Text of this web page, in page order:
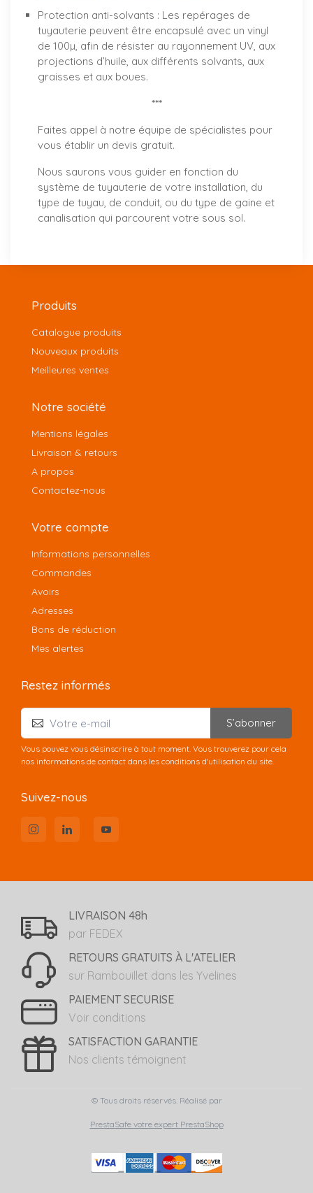
Protection anti-solvants : Les repérages de
tuyauterie peuvent être encapsulé avec un vinyl
de 100µ, afin de résister au rayonnement UV, aux
projections d’huile, aux différents solvants, aux
graisses et aux boues.
***
Faites appel à notre équipe de spécialistes pour
vous établir un devis gratuit.
Nous saurons vous guider en fonction du
système de tuyauterie de votre installation, du
type de tuyau, de conduit, ou du type de gaine et
canalisation qui parcourent votre sous sol.
Produits
Catalogue produits
Nouveaux produits
Meilleures ventes
Notre société
Mentions légales
Livraison & retours
A propos
Contactez-nous
Votre compte
Informations personnelles
Commandes
Avoirs
Adresses
Bons de réduction
Mes alertes
Restez informés
S’abonner
Vous pouvez vous désinscrire à tout moment. Vous trouverez pour cela
nos informations de contact dans les conditions d'utilisation du site.
Suivez-nous
LIVRAISON 48h
par FEDEX
RETOURS GRATUITS À L'ATELIER
sur Rambouillet dans les Yvelines
PAIEMENT SECURISE
Voir conditions
SATISFACTION GARANTIE
Nos clients témoignent
© Tous droits réservés. Réalisé par
PrestaSafe votre expert PrestaShop